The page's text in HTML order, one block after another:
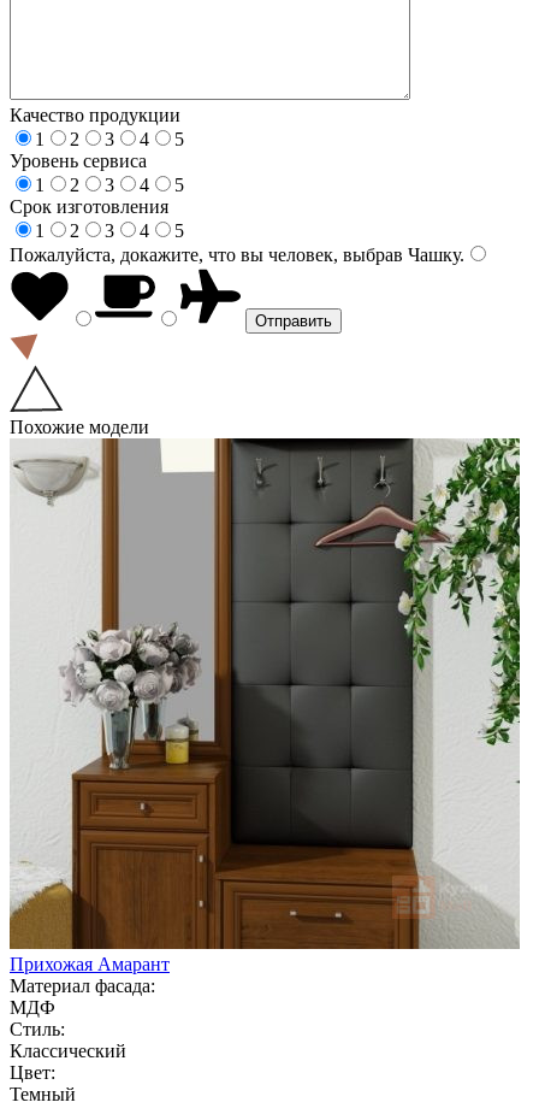
Качество продукции
1
2 3 4
5
Уровень сервиса
1
2 3 4
5
Срок изготовления
1
2 3 4
5
Пожалуйста, докажите, что вы человек, выбрав Чашку.
Похожие модели
Прихожая Амарант
Материал фасада:
МДФ
Стиль:
Классический
Цвет:
Темный